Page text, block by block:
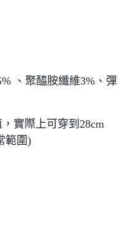
、聚醯胺纖維3%、彈
實際上可穿到28cm
範圍)